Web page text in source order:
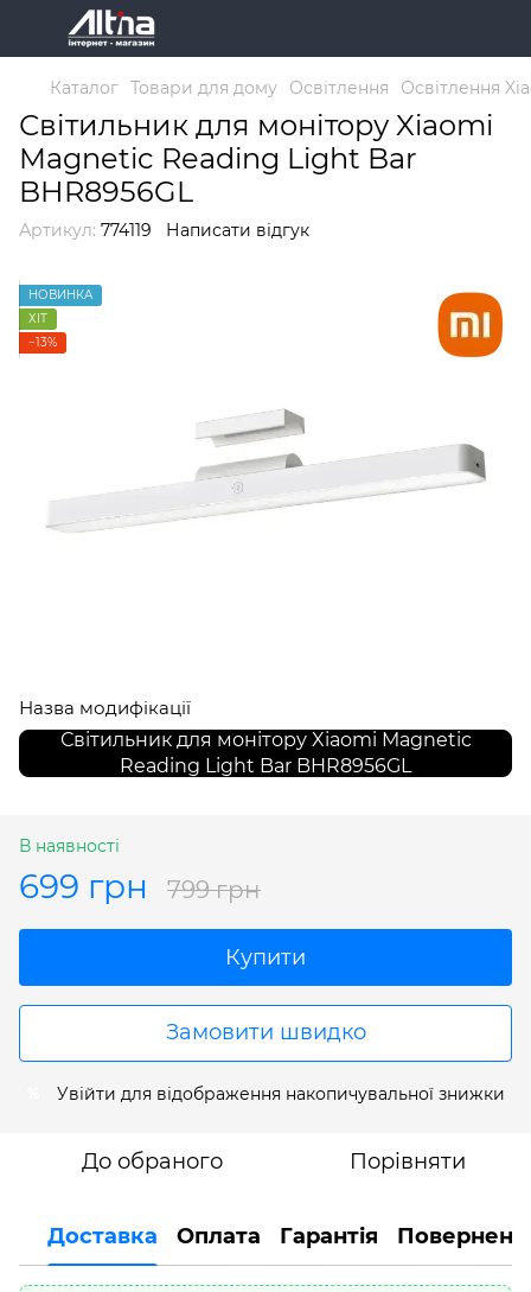
Каталог Товари для дому Освітлення Освітлення
Світильник для монітору Xiaomi
Magnetic Reading Light Bar
BHR8956GL
Артикул: 774119 Написати відгук
НОВИНКА
ХІТ
−13%
Назва модифікації
Світильник для монітору Xiaomi Magnetic
Reading Light Bar BHR8956GL
В наявності
699 грн 799 грн
Купити
Замовити швидко
Увійти для відображення накопичувальної знижки
До обраного Порівняти
Доставка Оплата Гарантія